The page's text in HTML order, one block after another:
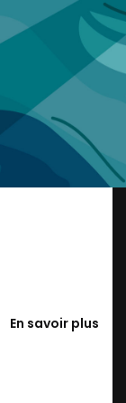
En savoir plus